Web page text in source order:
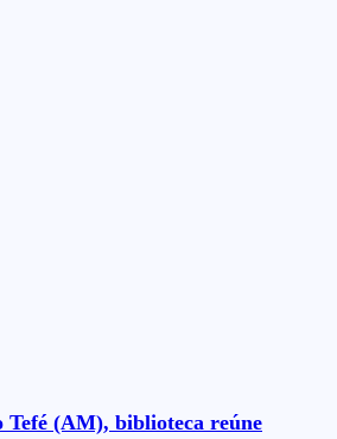
Tefé (AM), biblioteca reúne